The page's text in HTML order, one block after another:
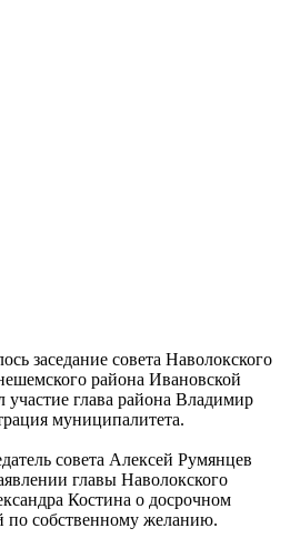
заседание совета Наволокского
района Ивановской
участие глава района Владимир
муниципалитета.
совета Алексей Румянцев
главы Наволокского
Костина о досрочном
собственному желанию.